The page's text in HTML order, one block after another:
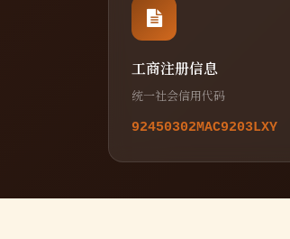
工商注册信息
统一社会信用代码
92450302MAC9203LXY